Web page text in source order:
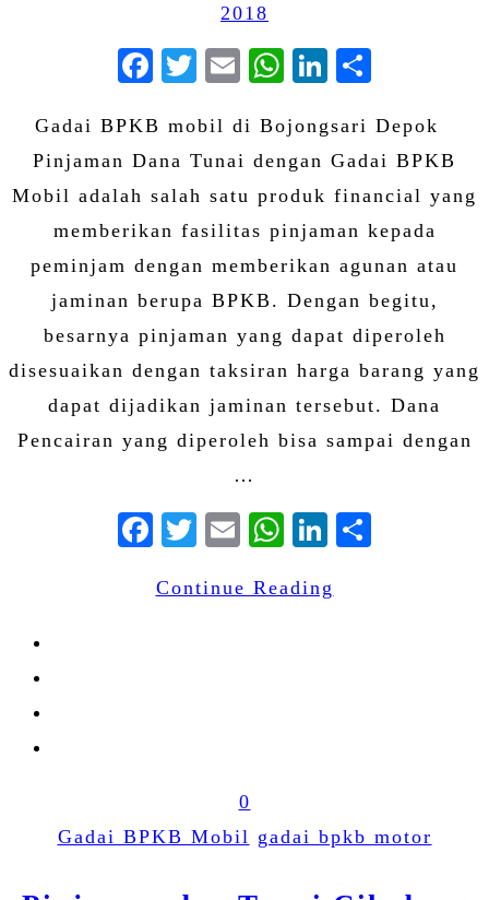
2018
Facebook
Twitter
EmailWhatsApp
LinkedIn
Gadai BPKB mobil di Bojongsari Depok
Pinjaman Dana Tunai dengan Gadai BPKB
Mobil adalah salah satu produk financial yang
memberikan fasilitas pinjaman kepada
peminjam dengan memberikan agunan atau
jaminan berupa BPKB. Dengan begitu,
besarnya pinjaman yang dapat diperoleh
disesuaikan dengan taksiran harga barang yang
dapat dijadikan jaminan tersebut. Dana
Pencairan yang diperoleh bisa sampai dengan
…
Facebook
Twitter
EmailWhatsApp
LinkedIn
Continue Reading
0
Gadai BPKB Mobil gadai bpkb motor